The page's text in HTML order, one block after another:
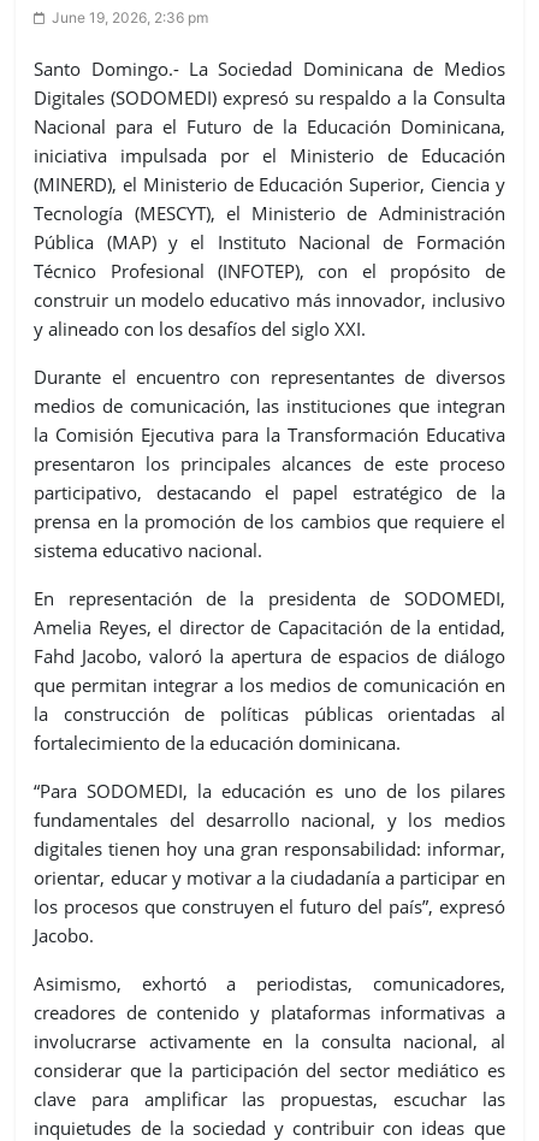
June 19, 2026, 2:36 pm
Santo Domingo.- La Sociedad Dominicana de Medios
Digitales (SODOMEDI) expresó su respaldo a la Consulta
Nacional para el Futuro de la Educación Dominicana,
iniciativa impulsada por el Ministerio de Educación
(MINERD), el Ministerio de Educación Superior, Ciencia y
Tecnología (MESCYT), el Ministerio de Administración
Pública (MAP) y el Instituto Nacional de Formación
Técnico Profesional (INFOTEP), con el propósito de
construir un modelo educativo más innovador, inclusivo
y alineado con los desafíos del siglo XXI.
Durante el encuentro con representantes de diversos
medios de comunicación, las instituciones que integran
la Comisión Ejecutiva para la Transformación Educativa
presentaron los principales alcances de este proceso
participativo, destacando el papel estratégico de la
prensa en la promoción de los cambios que requiere el
sistema educativo nacional.
En representación de la presidenta de SODOMEDI,
Amelia Reyes, el director de Capacitación de la entidad,
Fahd Jacobo, valoró la apertura de espacios de diálogo
que permitan integrar a los medios de comunicación en
la construcción de políticas públicas orientadas al
fortalecimiento de la educación dominicana.
“Para SODOMEDI, la educación es uno de los pilares
fundamentales del desarrollo nacional, y los medios
digitales tienen hoy una gran responsabilidad: informar,
orientar, educar y motivar a la ciudadanía a participar en
los procesos que construyen el futuro del país”, expresó
Jacobo.
Asimismo, exhortó a periodistas, comunicadores,
creadores de contenido y plataformas informativas a
involucrarse activamente en la consulta nacional, al
considerar que la participación del sector mediático es
clave para amplificar las propuestas, escuchar las
inquietudes de la sociedad y contribuir con ideas que